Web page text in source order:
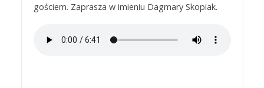
gościem. Zaprasza w imieniu Dagmary Skopiak.